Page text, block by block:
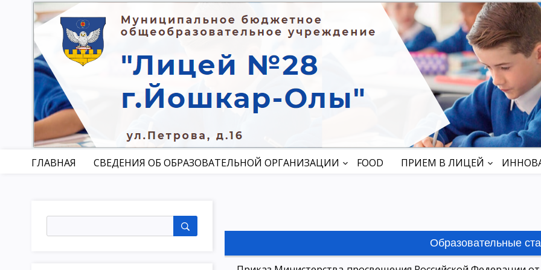
ГЛАВНАЯ СВЕДЕНИЯ ОБ ОБРАЗОВАТЕЛЬНОЙ ОРГАНИЗАЦИИ keyboard_arrow_down FOOD ПРИЕМ В ЛИЦЕЙ keyboard_arrow_down
Образовательные